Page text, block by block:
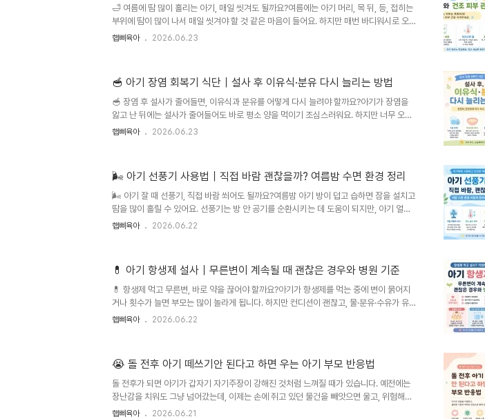
까?”“얼굴 쪽으로 바람이 가면 감기 걸리는 건 아닐까?”“밤새 틀어도 괜찮을까?”“에어..
🛁 여름에 땀 많이 흘리는 아기, 매일 씻겨도 될까요?여름에는 아기 머리, 목 뒤, 등, 접히는
부위에 땀이 많이 나서 매일 씻겨야 할 것 같은 마음이 들어요. 하지만 매번 바디워시로 오
래 씻기면 피부가 더 건조해질 수 있습니다. 땀을 많이 흘린 날에는 짧은 물샤워나 부분 세
쪽도 습해 보이고, 목이나 팔 접히는 부위가 빨갛게 올라오기도 합니다.이럴 때 엄마는 자연
스럽게 이런 생각이 들어요.“하루에 한 번은 꼭 씻겨야 하나?” “땀 많이 흘리면..
햅삐육아 2026.06.23
🥣 아기 장염 회복기 식단｜설사 후 이유식·분유 다시 늘리는 방법
🥣 장염 후 설사가 줄어들면, 이유식과 분유를 어떻게 다시 늘려야 할까요?아기가 장염을
앓고 난 뒤에는 설사가 줄어들어도 바로 평소 양을 먹이기 조심스러워요. 하지만 너무 오래
적게 먹이거나 분유를 과하게 줄이면 회복이 늦어질 수 있습니다. 회복기에는 수분과 소변
나 분유도 못 먹을까 봐 걱정됩니다.그런데 설사가 조금 줄어든 뒤에도 또 다른 고민이 시작
돼요.“이유식을 다시 먹여도 되나?” “분유는 원래 양으로 줘도 될까?” “죽만 먹여야 하
나?” ..
햅삐육아 2026.06.23
🌬️ 아기 선풍기 사용법｜직접 바람 괜찮을까? 여름밤 수면 환경 정리
🌬️ 아기 잘 때 선풍기, 직접 바람 쐬어도 될까요?여름밤 아기 방이 덥고 습하면 잠을 설치고
땀을 많이 흘릴 수 있어요. 선풍기는 방 안 공기를 순환시키는 데 도움이 되지만, 아기 얼굴
이나 몸에 바람이 계속 직접 닿게 하는 방식은 피하는 것이 좋습니다. 벽이나 천장 쪽으로
이 아기에게 닿아도 되는지 불안해집니다.특히 돌 전후 아기는 잠자는 동안 자세를 많이 바
꾸고, 이불을 덮어도 걷어차고, 땀이 나면 머리와 목 뒤가 금방 젖기도 해요.엄마 입장..
햅삐육아 2026.06.22
💊 아기 항생제 설사｜무른변이 계속될 때 괜찮은 경우와 병원 기준
💊 항생제 먹고 무른변, 바로 약을 끊어야 할까요?아기가 항생제를 먹는 중에 변이 묽어지
거나 횟수가 늘면 부모는 많이 놀라게 됩니다. 하지만 컨디션이 괜찮고, 물·분유·수유가 유
지되고, 소변량이 줄지 않는다면 가벼운 항생제 관련 무른변일 수 있어요. 다만 물설사가 잦
제를 처방받고 나면 변이 갑자기 묽어지는 경우가 있습니다.평소보다 변 냄새가 달라지거
나, 하루 1~2번 보던 변을 3~4번 보거나, 기저귀에 묻어나는 변이 묽고 퍼지는 느낌..
햅삐육아 2026.06.22
😭 돌 전후 아기 떼쓰기안 된다고 하면 우는 아기 부모 반응법
돌 전후가 되면 아기가 갑자기 자기주장이 강해진 것처럼 느껴질 때가 있습니다. 예전에는
장난감을 치워도 그냥 넘어갔는데, 이제는 손에 쥐고 있던 물건을 빼앗으면 울고, 위험해서
“안 돼”라고 말하면 더 크게 울기도 합니다.부모 입장에서는 “벌써 고집이 생긴 건가?”, “이
햅삐육아 2026.06.21